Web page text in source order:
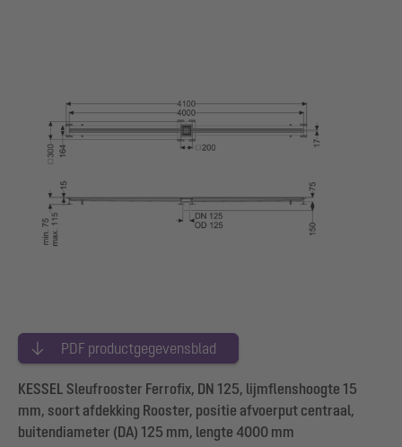
PDF productgegevensblad
KESSEL Sleufrooster Ferrofix, DN 125, lijmflenshoogte 15
mm, soort afdekking Rooster, positie afvoerput centraal,
buitendiameter (DA) 125 mm, lengte 4000 mm